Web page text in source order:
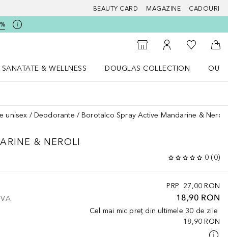
BEAUTY CARD MAGAZINE CADOURI
Către Găsire magazin
Către Contul meu
Către
SANATATE & WELLNESS
DOUGLAS COLLECTION
unisex Deodorante Borotalco Spray Active Mandarine & Neroli
& NEROLI
0 (0)
PRP 27,00 RON
18,90 RON
Cel mai mic preț din ultimele 30 de zile
18,90 RON